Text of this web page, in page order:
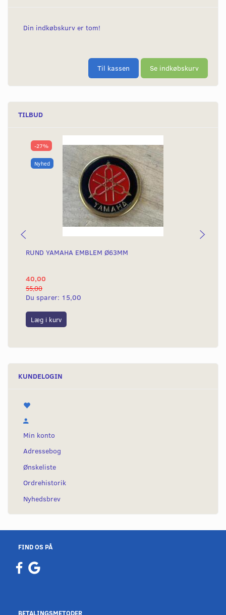
Din indkøbskurv er tom!
Til kassen Se indkøbskurv
TILBUD
-27%
Nyhed
RUND YAMAHA EMBLEM Ø63MM
40,00
55,00
Du sparer: 15,00
Læg i kurv
KUNDELOGIN
Min konto
Adressebog
Ønskeliste
Ordrehistorik
Nyhedsbrev
FIND OS PÅ
BETALINGSMETODER